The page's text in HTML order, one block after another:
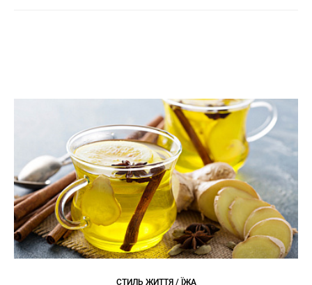
СТИЛЬ ЖИТТЯ / ЇЖА